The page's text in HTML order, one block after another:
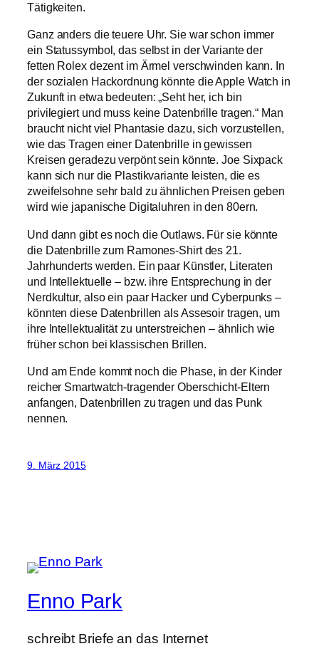
Tätigkeiten.
Ganz anders die teuere Uhr. Sie war schon immer
ein Statussymbol, das selbst in der Variante der
fetten Rolex dezent im Ärmel verschwinden kann. In
der sozialen Hackordnung könnte die Apple Watch in
Zukunft in etwa bedeuten: „Seht her, ich bin
privilegiert und muss keine Datenbrille tragen.“ Man
braucht nicht viel Phantasie dazu, sich vorzustellen,
wie das Tragen einer Datenbrille in gewissen
Kreisen geradezu verpönt sein könnte. Joe Sixpack
kann sich nur die Plastikvariante leisten, die es
zweifelsohne sehr bald zu ähnlichen Preisen geben
wird wie japanische Digitaluhren in den 80ern.
Und dann gibt es noch die Outlaws. Für sie könnte
die Datenbrille zum Ramones-Shirt des 21.
Jahrhunderts werden. Ein paar Künstler, Literaten
und Intellektuelle – bzw. ihre Entsprechung in der
Nerdkultur, also ein paar Hacker und Cyberpunks –
könnten diese Datenbrillen als Assesoir tragen, um
ihre Intellektualität zu unterstreichen – ähnlich wie
früher schon bei klassischen Brillen.
Und am Ende kommt noch die Phase, in der Kinder
reicher Smartwatch-tragender Oberschicht-Eltern
anfangen, Datenbrillen zu tragen und das Punk
nennen.
9. März 2015
Enno Park
schreibt Briefe an das Internet